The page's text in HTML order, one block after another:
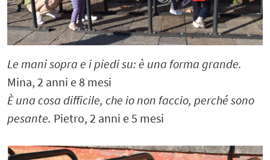
Le mani sopra e i piedi su: è una forma grande.
Mina, 2 anni e 8 mesi
È una cosa difficile, che io non faccio, perché sono
pesante. Pietro, 2 anni e 5 mesi